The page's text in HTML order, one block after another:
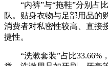
“内裤”与“拖鞋”分别占比
队。贴身衣物与足部用品的
消费者对私密性较高、直接
捷性。
“洗漱套装”占比33.66%